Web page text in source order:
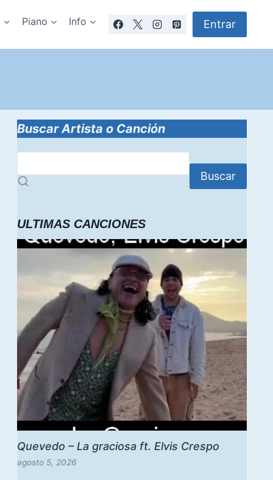
Piano Info Entrar
Buscar Artista o Canción
Buscar
ULTIMAS CANCIONES
Quevedo – La graciosa ft. Elvis Crespo
agosto 5, 2026